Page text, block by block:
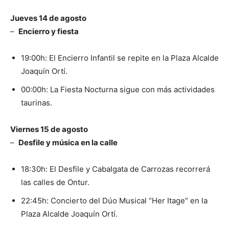
Jueves 14 de agosto
– Encierro y fiesta
19:00h: El Encierro Infantil se repite en la Plaza Alcalde
Joaquín Ortí.
00:00h: La Fiesta Nocturna sigue con más actividades
taurinas.
Viernes 15 de agosto
– Desfile y música en la calle
18:30h: El Desfile y Cabalgata de Carrozas recorrerá
las calles de Ontur.
22:45h: Concierto del Dúo Musical “Her Itage” en la
Plaza Alcalde Joaquín Ortí.